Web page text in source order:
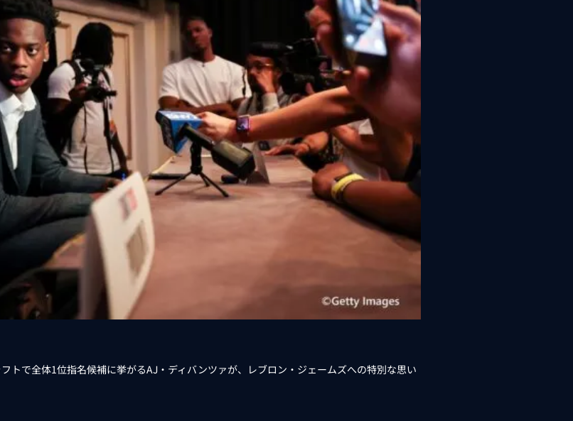
トで全体1位指名候補に挙がるAJ・ディバンツァが、レブロン・ジェームズへの特別な思い